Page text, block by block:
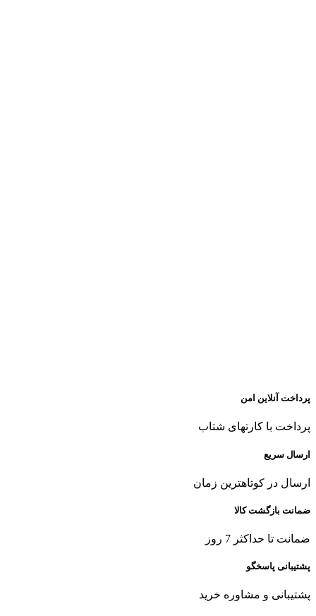
پرداخت آنلاین امن
پرداخت با کارتهای شتاب
ارسال سریع
ارسال در کوتاهترین زمان
ضمانت بازگشت کالا
ضمانت تا حداکثر 7 روز
پشتیبانی پاسخگو
پشتیبانی و مشاوره خرید